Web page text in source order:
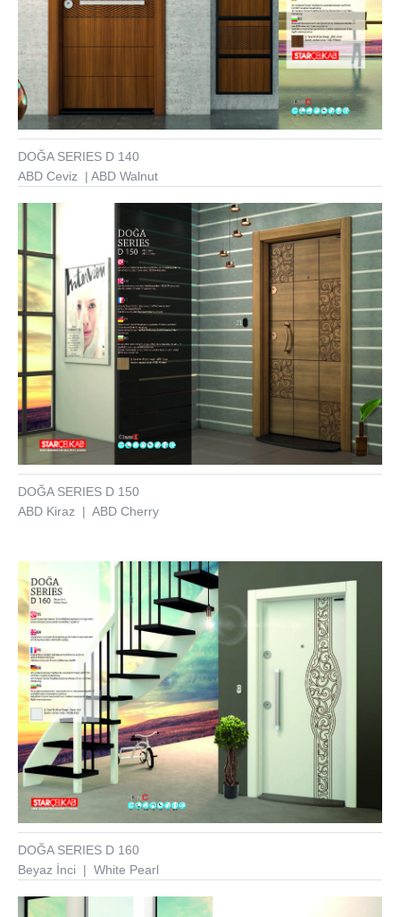
DOĞA SERIES D 140
ABD Ceviz | ABD Walnut
DOĞA SERIES D 150
ABD Kiraz | ABD Cherry
DOĞA SERIES D 160
Beyaz İnci | White Pearl